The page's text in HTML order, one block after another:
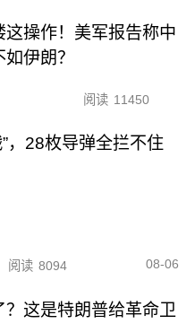
这操作！美军报告称中
伊朗？
阅读 11450
，28枚导弹全拦不住
阅读 8094 08-06
？这是特朗普给革命卫